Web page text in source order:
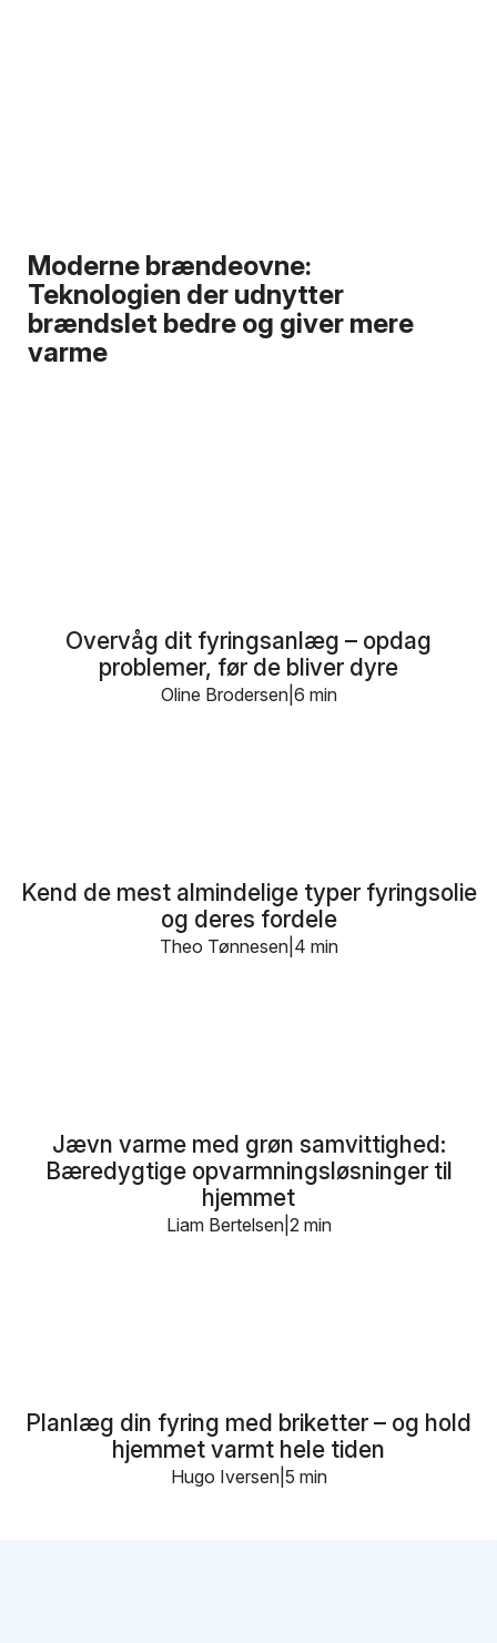
Moderne brændeovne:
Teknologien der udnytter
brændslet bedre og giver mere
varme
Overvåg dit fyringsanlæg – opdag
problemer, før de bliver dyre
6 min
Oline Brodersen
Kend de mest almindelige typer fyringsolie
og deres fordele
4 min
Theo Tønnesen
Jævn varme med grøn samvittighed:
Bæredygtige opvarmningsløsninger til
hjemmet
2 min
Liam Bertelsen
Planlæg din fyring med briketter – og hold
hjemmet varmt hele tiden
5 min
Hugo Iversen